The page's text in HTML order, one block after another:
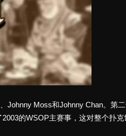
Johnny Moss和Johnny Chan。第
的WSOP主赛事，这对整个扑克